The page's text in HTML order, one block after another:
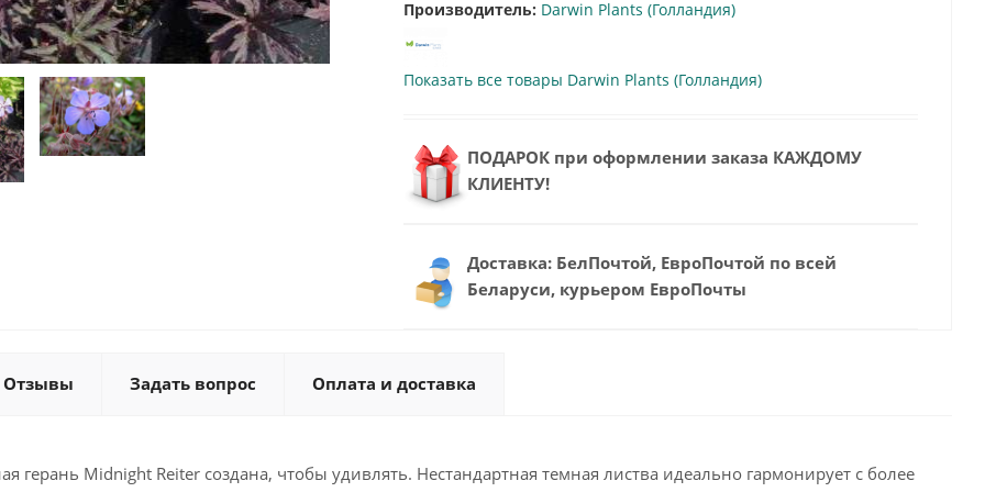
Производитель: Darwin Plants (Голландия)
Показать все товары Darwin Plants (Голландия)
ПОДАРОК при оформлении заказа КАЖДОМУ
КЛИЕНТУ!
Доставка: БелПочтой, ЕвроПочтой по всей
Беларуси, курьером ЕвроПочты
Отзывы Задать вопрос Оплата и доставка
герань Midnight Reiter создана, чтобы удивлять. Нестандартная темная листва идеально гармонирует с более